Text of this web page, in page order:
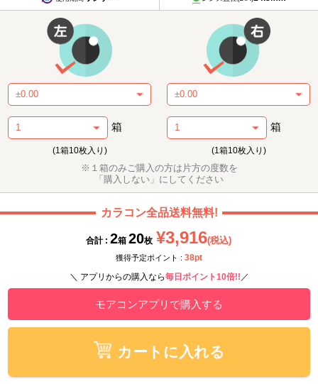
箱
(1箱10枚入り)
箱
(1箱10枚入り)
※１箱のみご購入の方は片方の度数を
「購入しない」にしてください
カラコン全品送料無料!
合計 : 2箱 20枚 ¥3,916(税込)
獲得予定ポイント : 38pt
＼ アプリからの購入なら毎日ポイント10倍!! ／
モアコンアプリで購入する
カートに入れる